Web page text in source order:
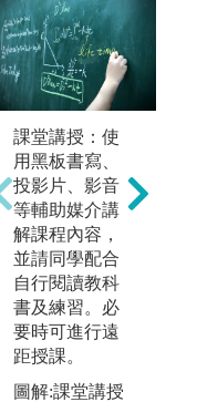
科技整合與產
學合作：規劃
學生進入系上
教師實驗室參
與產學計畫之
執行，藉由碩
博班學長指導
研究與研發技
巧，利於學生
即早尋找自我
興趣。
課堂講授：使
用黑板書寫、
投影片、影音
等輔助媒介講
解課程內容，
並請同學配合
自行閱讀教科
書及練習。必
要時可進行遠
距授課。
圖解:課堂講授